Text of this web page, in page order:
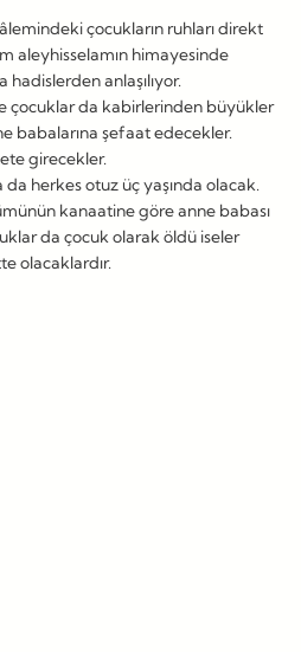
çocukların ruhları direkt
aleyhisselamın himayesinde
hadislerden anlaşılıyor.
çocuklar da kabirlerinden büyükler
babalarına şefaat edecekler.
girecekler.
herkes otuz üç yaşında olacak.
kanaatine göre anne babası
da çocuk olarak öldü iseler
olacaklardır.